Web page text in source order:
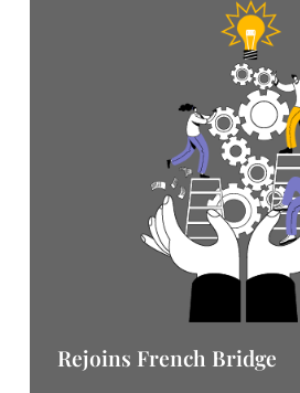
Rejoins French Bridge